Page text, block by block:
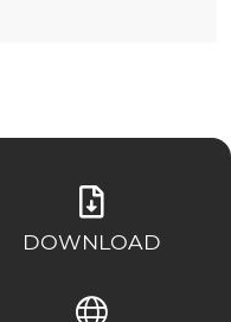
DOWNLOAD